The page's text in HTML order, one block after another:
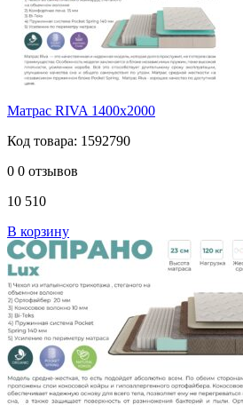
Матрас RIVA 1400х2000
Код товара: 1592790
0 0 отзывов
10 510
В корзину